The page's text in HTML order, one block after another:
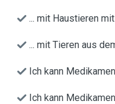
... mit Haustieren
... mit Tieren aus
Ich kann
Ich kann